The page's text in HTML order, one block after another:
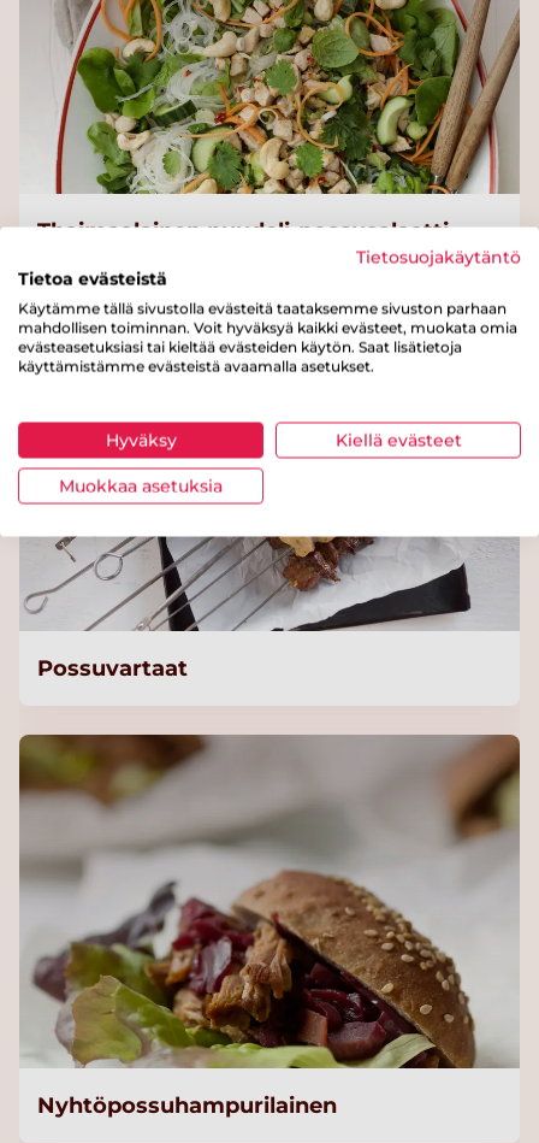
Thaimaalainen nuudeli-possusalaatti
Helppo
Possuvartaat
Nyhtöpossuhampurilainen
Tietosuojakäytäntö
Tietoa evästeistä
Käytämme tällä sivustolla evästeitä taataksemme sivuston parhaan
mahdollisen toiminnan. Voit hyväksyä kaikki evästeet, muokata omia
evästeasetuksiasi tai kieltää evästeiden käytön. Saat lisätietoja
käyttämistämme evästeistä avaamalla asetukset.
Hyväksy Kiellä evästeet
Muokkaa asetuksia